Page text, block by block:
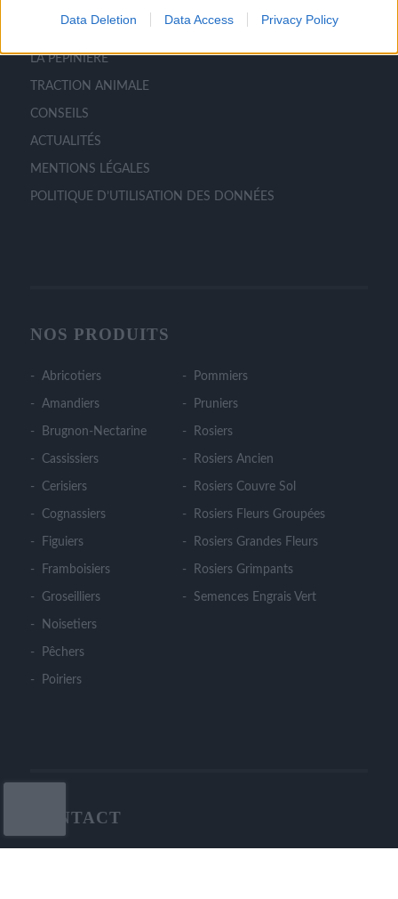
Data Deletion Data Access Privacy Policy
LA PÉPINIÈRE
TRACTION ANIMALE
CONSEILS
ACTUALITÉS
MENTIONS LÉGALES
POLITIQUE D’UTILISATION DES DONNÉES
NOS PRODUITS
Abricotiers
Amandiers
Brugnon-Nectarine
Cassissiers
Cerisiers
Cognassiers
Figuiers
Framboisiers
Groseilliers
Noisetiers
Pêchers
Poiriers
Pommiers
Pruniers
Rosiers
Rosiers Ancien
Rosiers Couvre Sol
Rosiers Fleurs Groupées
Rosiers Grandes Fleurs
Rosiers Grimpants
Semences Engrais Vert
CONTACT